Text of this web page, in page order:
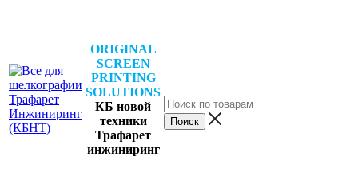
ORIGINAL
SCREEN
PRINTING
SOLUTIONS
КБ новой
техники
Трафарет
инжиниринг